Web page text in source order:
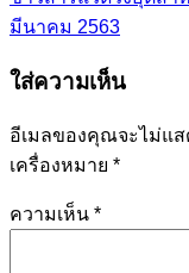
มีนาคม 2563
ใส่ความเห็น
อีเมลของคุณจะไม่แ
เครื่องหมาย *
ความเห็น *